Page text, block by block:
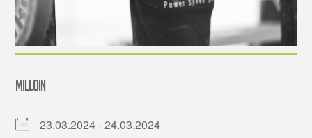
MILLOIN
23.03.2024 - 24.03.2024